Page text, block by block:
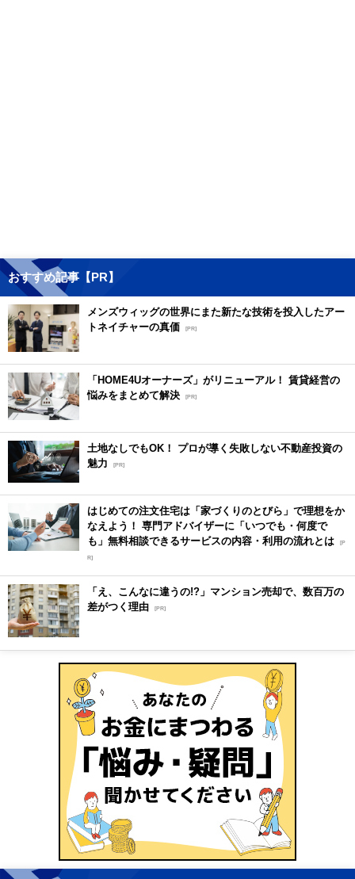
おすすめ記事【PR】
メンズウィッグの世界にまた新たな技術を投入したアー
トネイチャーの真価 [PR]
「HOME4Uオーナーズ」がリニューアル！ 賃貸経営の
悩みをまとめて解決 [PR]
土地なしでもOK！ プロが導く失敗しない不動産投資の
魅力
[PR]
はじめての注文住宅は「家づくりのとびら」で理想をか
なえよう！ 専門アドバイザーに「いつでも・何度で
も」無料相談できるサービスの内容・利用の流れとは [P
R]
「え、こんなに違うの!?」マンション売却で、数百万の
差がつく理由 [PR]